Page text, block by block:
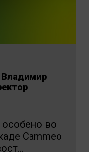
Владимир
особено во
Cammeo